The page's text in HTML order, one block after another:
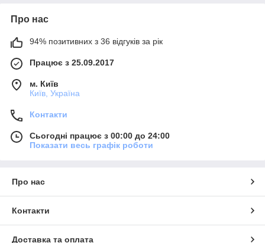
Про нас
94% позитивних з 36 відгуків за рік
Працює з 25.09.2017
м. Київ
Київ, Україна
Контакти
Сьогодні працює з 00:00 до 24:00
Показати весь графік роботи
Про нас
Контакти
Доставка та оплата